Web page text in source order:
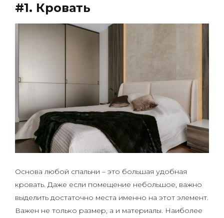
#1. Кровать
Основа любой спальни – это большая удобная
кровать. Даже если помещение небольшое, важно
выделить достаточно места именно на этот элемент.
Важен не только размер, а и материалы. Наиболее